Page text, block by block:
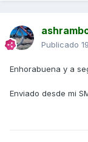
Publicado
Enhorabuena y a
Enviado desde mi